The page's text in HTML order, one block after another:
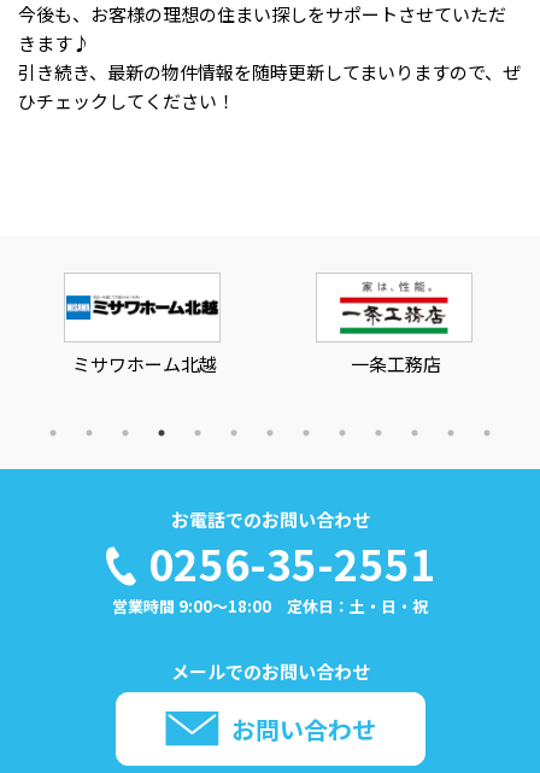
今後も、お客様の理想の住まい探しをサポートさせていただ
きます♪
引き続き、最新の物件情報を随時更新してまいりますので、ぜ
ひチェックしてください！
ミサワホーム北越 一条工務店
お電話でのお問い合わせ
0256-35-2551
営業時間 9:00～18:00 定休日：土・日・祝
メールでのお問い合わせ
お問い合わせ